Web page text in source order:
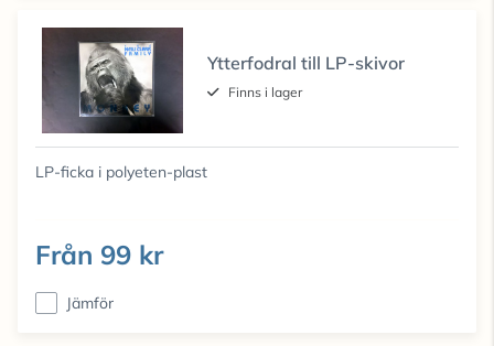
Ytterfodral till LP-skivor
Finns i lager
LP-ficka i polyeten-plast
Från 99 kr
Jämför